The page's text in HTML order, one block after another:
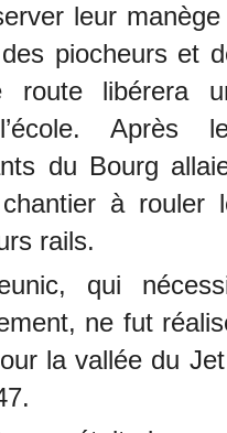
leur
piocheurs et
route libérera
Après
du Bourg
à rouler
rails.
qui
ne fut
la vallée du